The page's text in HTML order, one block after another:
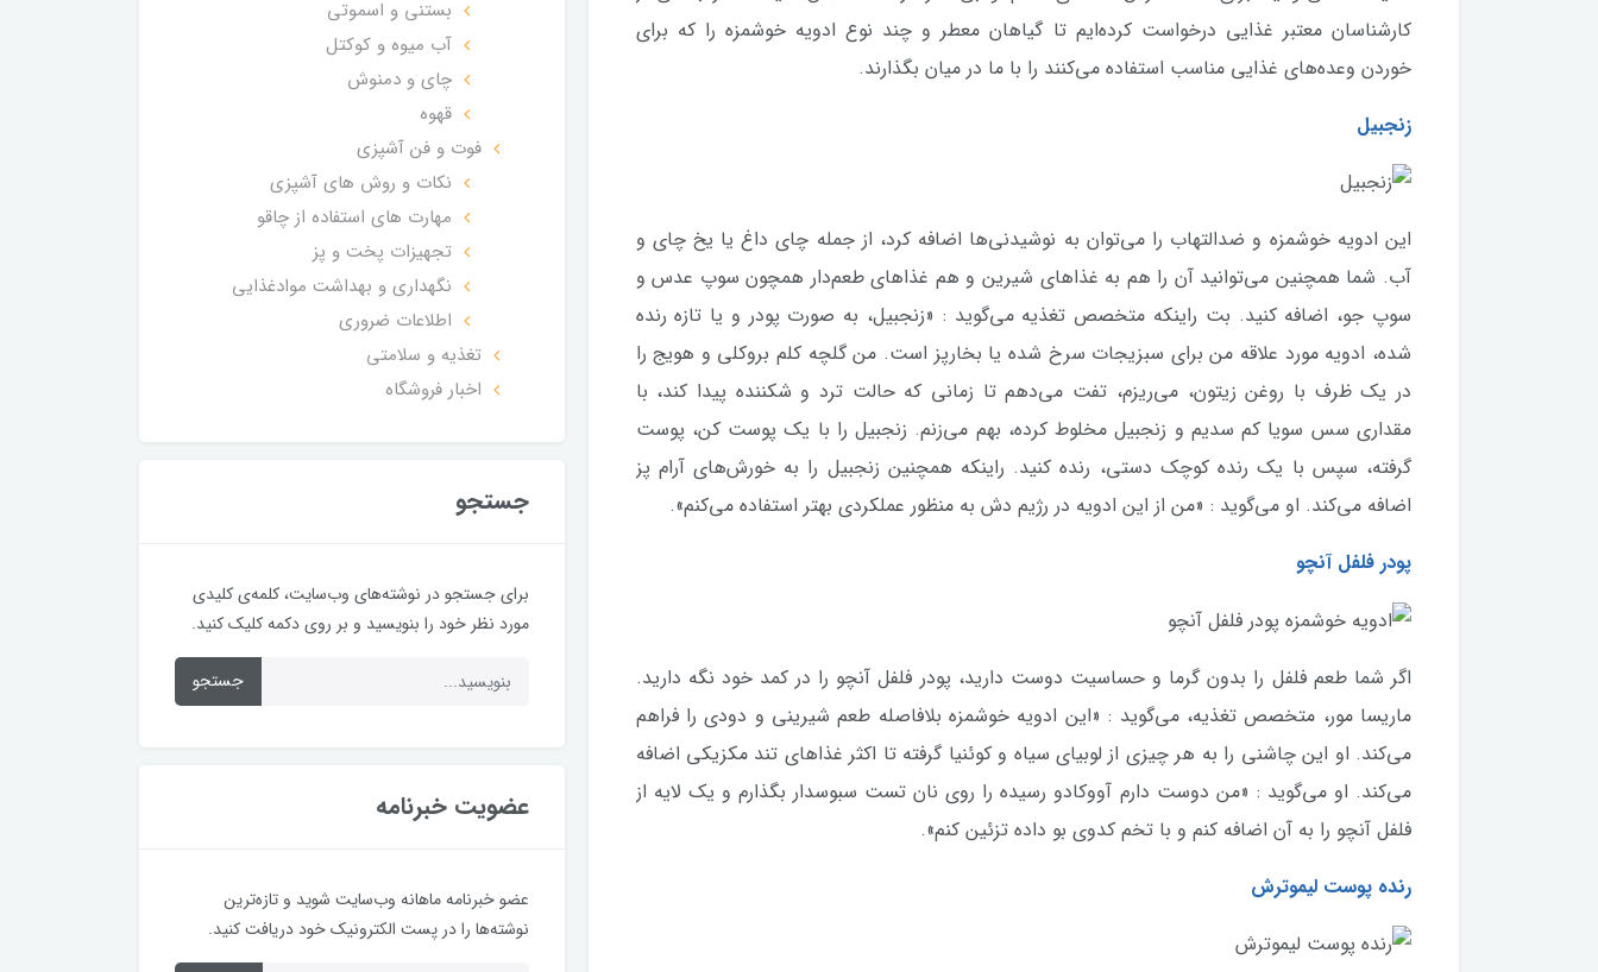
کارشناسان معتبر غذایی درخواست کرده‌ایم تا گیاهان معطر و چند نوع ادویه خوشمزه را که برای
خوردن وعده‌های غذایی مناسب استفاده می‌کنند را با ما در میان بگذارند.
زنجبیل
این ادویه خوشمزه و ضدالتهاب را می‌توان به نوشیدنی‌ها اضافه کرد، از جمله چای داغ یا یخ چای و
آب. شما همچنین می‌توانید آن را هم به غذاهای شیرین و هم غذاهای طعم‌دار همچون سوپ عدس و
سوپ جو، اضافه کنید. بت راینکه متخصص تغذیه می‌گوید : «زنجبیل، به صورت پودر و یا تازه رنده
شده، ادویه مورد علاقه من برای سبزیجات سرخ شده یا بخارپز است. من گلچه کلم بروکلی و هویج را
در یک ظرف با روغن زیتون، می‌ریزم، تفت می‌دهم تا زمانی که حالت ترد و شکننده پیدا کند، با
مقداری سس سویا کم سدیم و زنجبیل مخلوط کرده، بهم می‌زنم. زنجبیل را با یک پوست کن، پوست
گرفته، سپس با یک رنده کوچک دستی، رنده کنید. راینکه همچنین زنجبیل را به خورش‌های آرام پز
اضافه می‌کند. او می‌گوید : «من از این ادویه در رژیم دش به منظور عملکردی بهتر استفاده می‌کنم».
پودر فلفل آنچو
اگر شما طعم فلفل را بدون گرما و حساسیت دوست دارید، پودر فلفل آنچو را در کمد خود نگه دارید.
ماریسا مور، متخصص تغذیه، می‌گوید : «این ادویه خوشمزه بلافاصله طعم شیرینی و دودی را فراهم
می‌کند. او این چاشنی را به هر چیزی از لوبیای سیاه و کوئنیا گرفته تا اکثر غذاهای تند مکزیکی اضافه
می‌کند. او می‌گوید : «من دوست دارم آووکادو رسیده را روی نان تست سبوسدار بگذارم و یک لایه از
فلفل آنچو را به آن اضافه کنم و با تخم کدوی بو داده تزئین کنم».
رنده پوست لیموترش
بستنی و اسموتی
آب میوه و کوکتل
چای و دمنوش
قهوه
فوت و فن آشپزی
نکات و روش های آشپزی
مهارت های استفاده از چاقو
تجهیزات پخت و پز
نگهداری و بهداشت موادغذایی
اطلاعات ضروری
تغذیه و سلامتی
اخبار فروشگاه
جستجو
برای جستجو در نوشته‌های وب‌سایت، کلمه‌ی کلیدی
مورد نظر خود را بنویسید و بر روی دکمه کلیک کنید.
جستجو
عضویت خبرنامه
عضو خبرنامه ماهانه وب‌سایت شوید و تازه‌ترین
نوشته‌ها را در پست الکترونیک خود دریافت کنید.